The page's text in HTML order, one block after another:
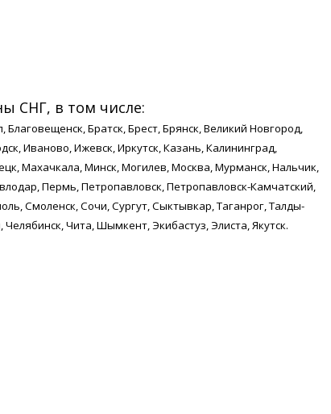
СНГ, в том числе:
Братск, Брест, Брянск, Великий Новгород,
Иваново, Ижевск, Иркутск, Казань, Калининград,
Махачкала, Минск, Могилев, Москва, Мурманск, Нальчик,
Пермь, Петропавловск, Петропавловск-Камчатский,
Смоленск, Сочи, Сургут, Сыктывкар, Таганрог, Талды-
Чита, Шымкент, Экибастуз, Элиста, Якутск.